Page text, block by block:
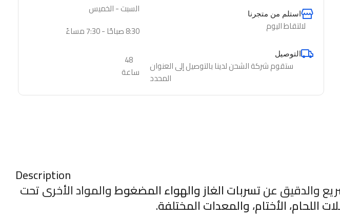
استلم من متجرنا
لالتقاط اليوم
السبت - الخميس
8:30 صباحًا - 7:30 مساءً
التوصيل
ستقوم شركة الشحن لدينا بالتوصيل إلى العنوان
المحدد
48
ساعة
Description
والدقيق عنتسربات الغاز والهواء المضغوطوالمواد الأخرى تحت
اللحام، الأختام، والمعدات المختلفة.